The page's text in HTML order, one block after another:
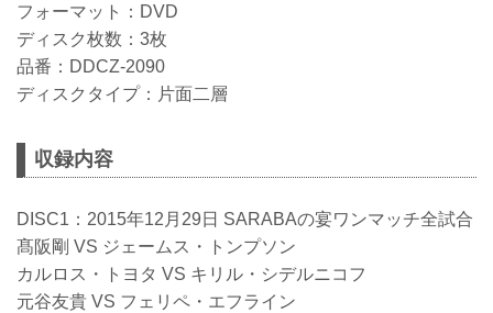
フォーマット：DVD
ディスク枚数：3枚
品番：DDCZ-2090
ディスクタイプ：片面二層
収録内容
DISC1：2015年12月29日 SARABAの宴ワンマッチ全試合
髙阪剛 VS ジェームス・トンプソン
カルロス・トヨタ VS キリル・シデルニコフ
元谷友貴 VS フェリペ・エフライン